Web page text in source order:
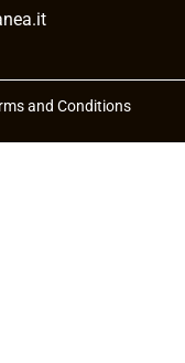
and Conditions